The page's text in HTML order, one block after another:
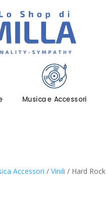
Musica e Accessori
Accessori /Vinili / Hard Rock